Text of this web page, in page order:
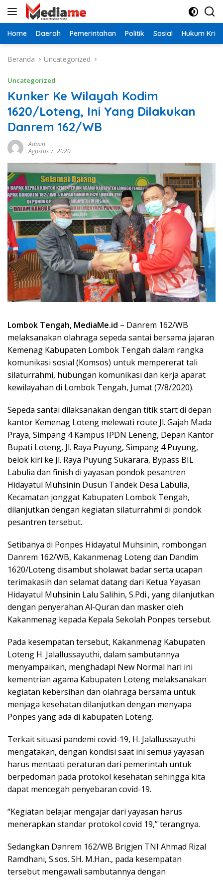
Langsung
Home Daerah Pemerintahan Politik Sosial Hukum
Beranda Uncategorized
Uncategorized
Kunker Ke Wilayah Kodim
1620/Loteng, Ini Yang Dilakukan
Danrem 162/WB
Admin
Agustus 7, 2020
Lombok Tengah, MediaMe.id – Danrem 162/WB
melaksanakan olahraga sepeda santai bersama jajaran
Kemenag Kabupaten Lombok Tengah dalam rangka
komunikasi sosial (Komsos) untuk mempererat tali
silaturrahmi, hubungan komunikasi dan kerja aparat
kewilayahan di Lombok Tengah, Jumat (7/8/2020).
Sepeda santai dilaksanakan dengan titik start di depan
kantor Kemenag Loteng melewati route Jl. Gajah Mada
Praya, Simpang 4 Kampus IPDN Leneng, Depan Kantor
Bupati Loteng, Jl. Raya Puyung, Simpang 4 Puyung,
belok kiri ke Jl. Raya Puyung Sukarara, Bypass BIL
Labulia dan finish di yayasan pondok pesantren
Hidayatul Muhsinin Dusun Tandek Desa Labulia,
Kecamatan jonggat Kabupaten Lombok Tengah,
dilanjutkan dengan kegiatan silaturrahmi di pondok
pesantren tersebut.
Setibanya di Ponpes Hidayatul Muhsinin, rombongan
Danrem 162/WB, Kakanmenag Loteng dan Dandim
1620/Loteng disambut sholawat badar serta ucapan
terimakasih dan selamat datang dari Ketua Yayasan
Hidayatul Muhsinin Lalu Salihin, S.Pdi., yang dilanjutkan
dengan penyerahan Al-Quran dan masker oleh
Kakanmenag kepada Kepala Sekolah Ponpes tersebut.
Pada kesempatan tersebut, Kakanmenag Kabupaten
Loteng H. Jalallussayuthi, dalam sambutannya
menyampaikan, menghadapi New Normal hari ini
kementrian agama Kabupaten Loteng melaksanakan
kegiatan kebersihan dan olahraga bersama untuk
menjaga kesehatan dilanjutkan dengan menyapa
Ponpes yang ada di kabupaten Loteng.
Terkait situasi pandemi covid-19, H. Jalallussayuthi
mengatakan, dengan kondisi saat ini semua yayasan
harus mentaati peraturan dari pemerintah untuk
berpedoman pada protokol kesehatan sehingga kita
dapat mencegah penyebaran covid-19.
“Kegiatan belajar mengajar dari yayasan harus
menerapkan standar protokol covid 19,” terangnya.
Sedangkan Danrem 162/WB Brigjen TNI Ahmad Rizal
Ramdhani, S.sos. SH. M.Han., pada kesempatan
tersebut mengawali sambutannya dengan